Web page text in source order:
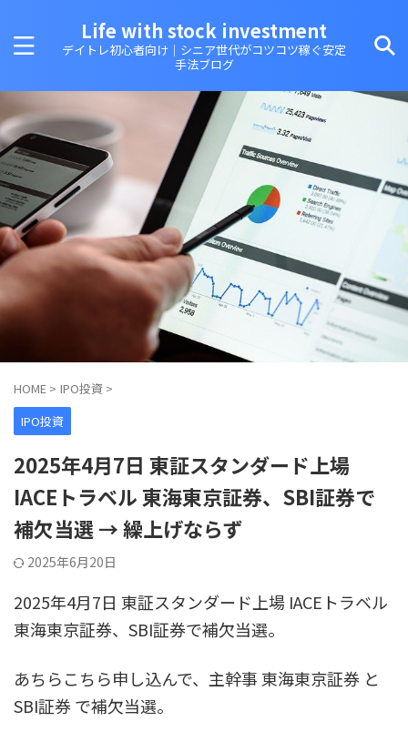
Life with stock investment
デイトレ初心者向け｜シニア世代がコツコツ稼ぐ安定
手法ブログ
HOME > IPO投資 >
IPO投資
2025年4月7日 東証スタンダード上場
IACEトラベル 東海東京証券、SBI証券で
補欠当選 → 繰上げならず
2025年6月20日
2025年4月7日 東証スタンダード上場 IACEトラベル
東海東京証券、SBI証券で補欠当選。
あちらこちら申し込んで、主幹事 東海東京証券 と
SBI証券 で補欠当選。